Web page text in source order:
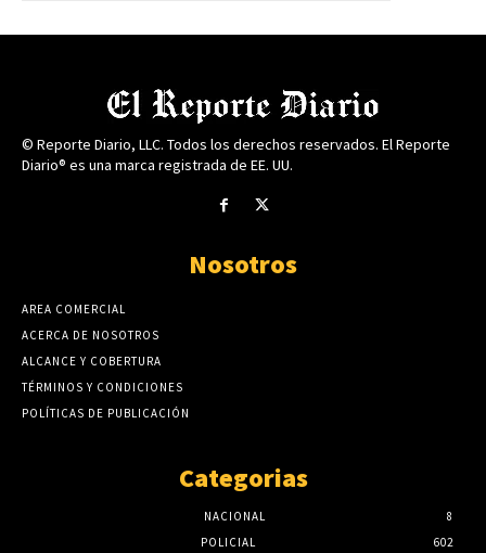
© Reporte Diario, LLC. Todos los derechos reservados. El Reporte
Diario® es una marca registrada de EE. UU.
Nosotros
AREA COMERCIAL
ACERCA DE NOSOTROS
ALCANCE Y COBERTURA
TÉRMINOS Y CONDICIONES
POLÍTICAS DE PUBLICACIÓN
Categorias
NACIONAL
8
POLICIAL
602